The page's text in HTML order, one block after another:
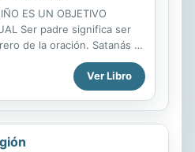
ES UN OBJETIVO
Ser padre significa ser
de la oración. Satanás y
están tratando de
a su familia y complicar la
sus hijos. Pero se trata de
espiritual que solo se
con armas espirituales.
manual, Iris Delgado
Ver Libro